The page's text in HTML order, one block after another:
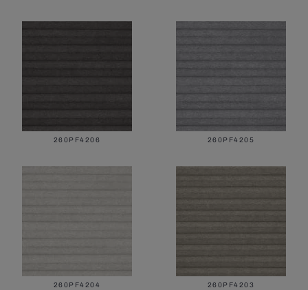
260PF4206 260PF4205
260PF4204 260PF4203